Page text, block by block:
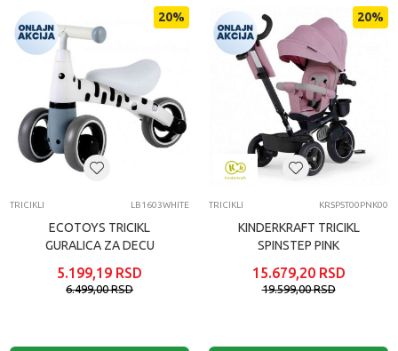
20%
TRICIKLI LB1603WHITE
ECOTOYS TRICIKL
GURALICA ZA DECU
5.199,19 RSD
6.499,00RSD
20%
TRICIKLI KRSPST00PNK00
KINDERKRAFT TRICIKL
SPINSTEP PINK
15.679,20 RSD
19.599,00RSD